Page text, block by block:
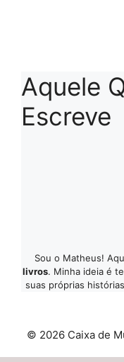
Aquele
Escreve
Sou o Matheus!
livros. Minha ideia é
suas próprias histórias
© 2026 Caixa de